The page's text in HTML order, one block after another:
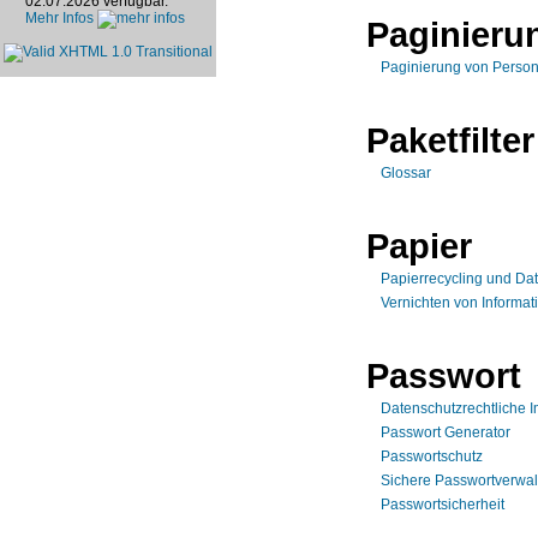
Mehr Infos
Paginierung von
Paketfilter
Glossar
Papier
Papierrecycling und
Vernichten von
Passwort
Datenschutzrechtliche
Passwort Generator
Passwortschutz
Sichere
Passwortsicherheit